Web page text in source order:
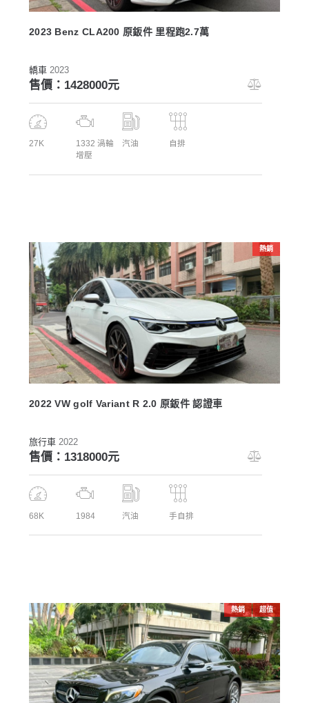
2023 Benz CLA200 原鈑件 里程跑2.7萬
轎車 2023
售價：1428000元
27K
1332 渦輪
增壓
汽油 自排
熱銷
2022 VW golf Variant R 2.0 原鈑件 認證車
旅行車 2022
售價：1318000元
68K 1984 汽油 手自排
熱銷 超值